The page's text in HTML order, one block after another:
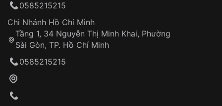
Khách hàng kiểm tra và thanh toán trực tiếp
Đảm bảo quyền lợi khách hàng
Đồng hành cùng khách hàng trong suốt quá
trình sử dụng
0585215215
Chi Nhánh Hồ Chí Minh
Tầng 1, 34 Nguyễn Thị Minh Khai, Phường
Sài Gòn, TP. Hồ Chí Minh
0585215215